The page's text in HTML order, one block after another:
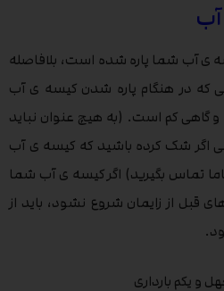
ی آب شما پاره شده است، بلافاصله
که در هنگام پاره شدن کیسه ی آب
و گاهی کم است. (به هیچ عنوان نباید
شک کرده باشید که کیسه ی آب
تماس بگیرید) اگر کیسه ی آب شما
قبل از زایمان شروع نشود، باید از
و یکم بارداری